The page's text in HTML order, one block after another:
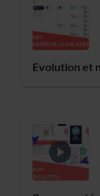
Evolution et